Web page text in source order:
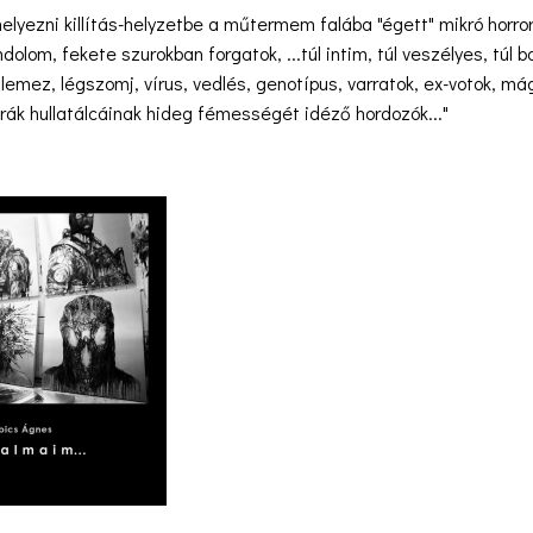
killítás-helyzetbe a műtermem falába "égett" mikró
fekete szurokban forgatok, ...túl intim, túl veszélyes, túl
légszomj, vírus, vedlés, genotípus, varratok, ex-votok,
hullatálcáinak hideg fémességét idéző hordozók..."